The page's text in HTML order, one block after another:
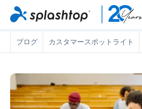
ブログ カスタマースポットライト